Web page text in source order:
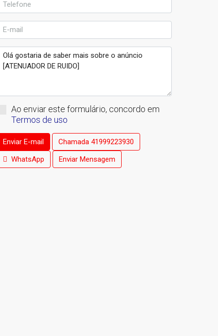
Ao enviar este formulário, concordo em
Termos de uso
Enviar E-mail Chamada 41999223930
WhatsApp
Enviar Mensagem